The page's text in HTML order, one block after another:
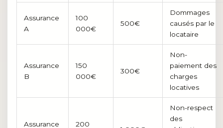
Assurance
A
100
000€
500€
Dommages
causés par le
locataire
Assurance
B
150
000€
300€
Non-
paiement des
charges
locatives
Assurance
200
Non-respect
des